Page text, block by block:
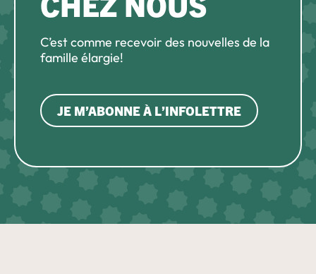
C’est comme recevoir des nouvelles de la
famille élargie!
JE M’ABONNE À L’INFOLETTRE